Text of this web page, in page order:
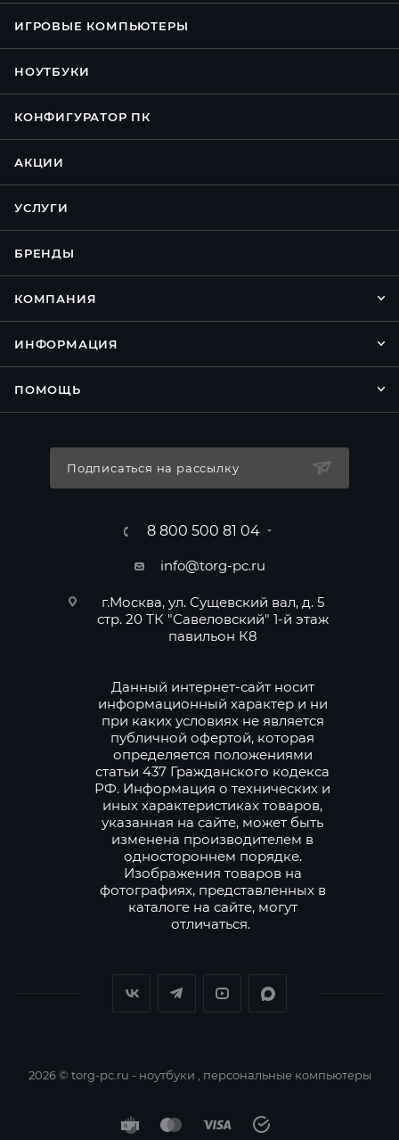
ИГРОВЫЕ КОМПЬЮТЕРЫ
НОУТБУКИ
КОНФИГУРАТОР ПК
АКЦИИ
УСЛУГИ
БРЕНДЫ
КОМПАНИЯ
ИНФОРМАЦИЯ
ПОМОЩЬ
Подписаться на рассылку
8 800 500 81 04
info@torg-pc.ru
г.Москва, ул. Сущевский вал, д. 5
стр. 20 ТК "Савеловский" 1-й этаж
павильон К8
Данный интернет-сайт носит
информационный характер и ни
при каких условиях не является
публичной офертой, которая
определяется положениями
статьи 437 Гражданского кодекса
РФ. Информация о технических и
иных характеристиках товаров,
указанная на сайте, может быть
изменена производителем в
одностороннем порядке.
Изображения товаров на
фотографиях, представленных в
каталоге на сайте, могут
отличаться.
2026 © torg-pc.ru - ноутбуки , персональные компьютеры